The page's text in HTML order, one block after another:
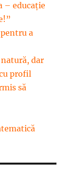
– educație
a
dar
profil
să